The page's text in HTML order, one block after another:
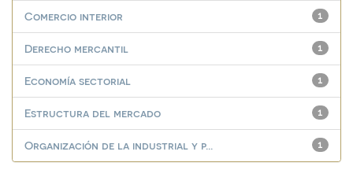
1
Comercio interior
1
Derecho mercantil
1
Economía sectorial
1
Estructura del mercado
1
Organización de la industrial y p...